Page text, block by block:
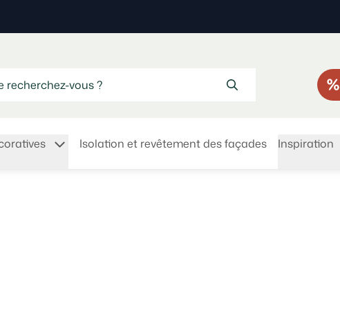
Isolation et revêtement des façades Inspiration